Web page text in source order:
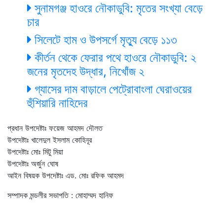
সুনামগঞ্জ হাওরে নৌকাডুবি: মৃতের সংখ্যা বেড়ে
চার
সিলেটে হাম ও উপসর্গে মৃত্যু বেড়ে ১১৩
কীর্তন থেকে ফেরার পথে হাওরে নৌকাডুবি: ২
জনের মৃতদেহ উদ্ধার, নিখোঁজ ২
গ্যাসের দাম বাড়ালে পেট্রোবাংলা ঘেরাওয়ের
হুঁশিয়ারি নাহিদের
প্রধান উপদেষ্টাঃ ফয়েজ আহমদ দৌলত
উপদেষ্টাঃ খালেদুল ইসলাম কোহিনূর
উপদেষ্টাঃ মোঃ মিটু মিয়া
উপদেষ্টাঃ অর্জুন ঘোষ
আইন বিষয়ক উপদেষ্টাঃ এড. মোঃ রফিক আহমদ
সম্পাদক মন্ডলীর সভাপতি : মোহাম্মদ হানিফ